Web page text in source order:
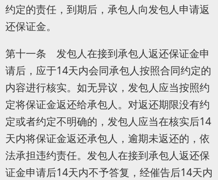
约定的责任，到期后，承包人向发包人申请返
还保证金。
第十一条 发包人在接到承包人返还保证金申
请后，应于14天内会同承包人按照合同约定的
内容进行核实。如无异议，发包人应当按照约
定将保证金返还给承包人。对返还期限没有约
定或者约定不明确的，发包人应当在核实后14
天内将保证金返还承包人，逾期未返还的，依
法承担违约责任。发包人在接到承包人返还保
证金申请后14天内不予答复，经催告后14天内